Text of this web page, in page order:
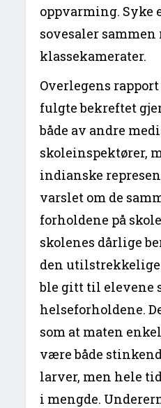
oppvarming. Syke
sovesaler
klassekamerater.
Overlegens
fulgte bekreftet
både av andre
skoleinspektører,
indianske
varslet om de
forholdene på
skolenes dårlige
den
ble gitt til elevene
helseforholdene.
som at maten
være både
larver, men hele
i mengde.